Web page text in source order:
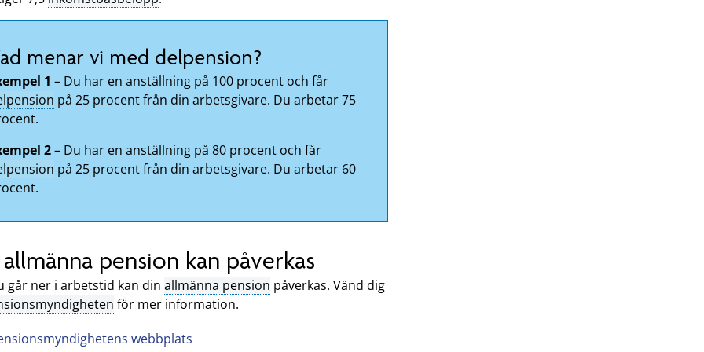
menar vi med delpension?
1 – Du har en anställning på 100 procent och får
på 25 procent från din arbetsgivare. Du arbetar 75
2– Du har en anställning på 80 procent och får
på 25 procent från din arbetsgivare. Du arbetar 60
pension kan påverkas
går ner i arbetstid kan din allmänna pension påverkas. Vänd dig
för mer information.
webbplats